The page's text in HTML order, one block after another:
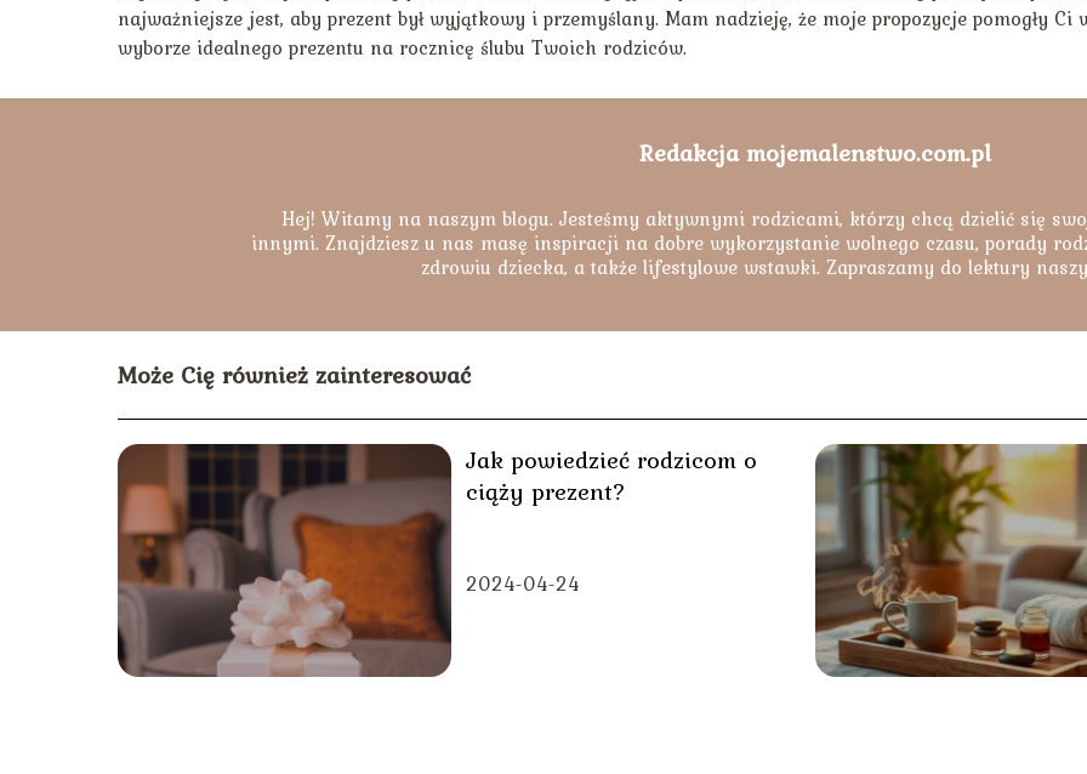
najważniejsze jest, aby prezent był wyjątkowy i przemyślany. Mam nadzieję, że moje propozycje pomogły Ci
wyborze idealnego prezentu na rocznicę ślubu Twoich rodziców.
Redakcja mojemalenstwo.com.pl
Hej! Witamy na naszym blogu. Jesteśmy aktywnymi rodzicami, którzy chcą dzielić się
innymi. Znajdziesz u nas masę inspiracji na dobre wykorzystanie wolnego czasu, porady
zdrowiu dziecka, a także lifestylowe wstawki. Zapraszamy do lektury
Może Cię również zainteresować
Jak powiedzieć rodzicom o
ciąży prezent?
2024-04-24